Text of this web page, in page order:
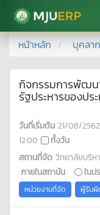
มหาวิทยาลัยแม่โจ้
หน้าหลัก บุคลา
กิจกรรมการพัฒน
รัฐประหารของปร
วันที่เริ่มต้น 21/08/2562
12:00
ทั้งวัน
สถานที่จัด วิทยาลัยบริห
ภายในสถาบัน
ในป
หน่วยงานที่จัด ผู้รับ